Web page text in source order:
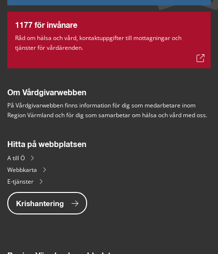
1177 för invånare
Råd om hälsa och vård, kontaktuppgifter till mottagningar och
tjänster för vårdärenden.
Om Vårdgivarwebben
På Vårdgivarwebben finns information för dig som medarbetare inom
Region Värmland och för dig som samarbetar om hälsa och vård med oss.
Hitta på webbplatsen
A till Ö
Webbkarta
E-tjänster
Krishantering